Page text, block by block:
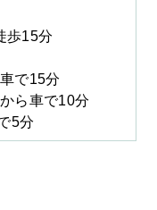
歩15分
で15分
ら車で10分
5分